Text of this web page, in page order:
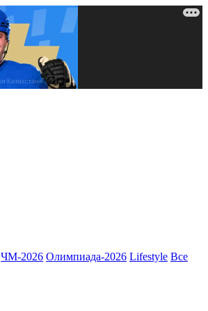
ЧМ-2026 Олимпиада-2026 Lifestyle Все